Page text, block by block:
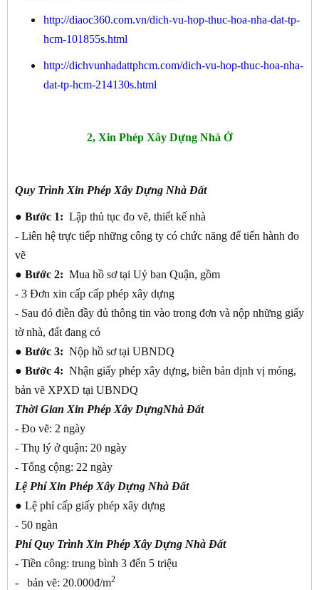
http://diaoc360.com.vn/dich-vu-hop-thuc-hoa-nha-dat-tp-
hcm-101855s.html
http://dichvunhadattphcm.com/dich-vu-hop-thuc-hoa-nha-
dat-tp-hcm-214130s.html
2, Xin Phép Xây Dựng Nhà Ở
Quy Trình Xin Phép Xây Dựng Nhà Đất
● Bước 1: Lập thủ tục đo vẽ, thiết kế nhà
- Liên hệ trực tiếp những công ty có chức năng để tiến hành đo
vẽ
● Bước 2: Mua hồ sơ tại Uỷ ban Quận, gồm
- 3 Đơn xin cấp cấp phép xây dựng
- Sau đó điền đầy đủ thông tin vào trong đơn và nộp những giấy
tờ nhà, đất đang có
● Bước 3: Nộp hồ sơ tại UBNDQ
● Bước 4: Nhận giấy phép xây dựng, biên bản dịnh vị móng,
bản vẽ XPXD tại UBNDQ
Thời Gian Xin Phép Xây DựngNhà Đất
- Đo vẽ: 2 ngày
- Thụ lý ở quận: 20 ngày
- Tổng cộng: 22 ngày
Lệ Phí Xin Phép Xây Dựng Nhà Đất
● Lệ phí cấp giấy phép xây dựng
- 50 ngàn
Phí Quy Trình Xin Phép Xây Dựng Nhà Đất
- Tiền công: trung bình 3 đến 5 triệu
- bản vẽ: 20.000đ/m2